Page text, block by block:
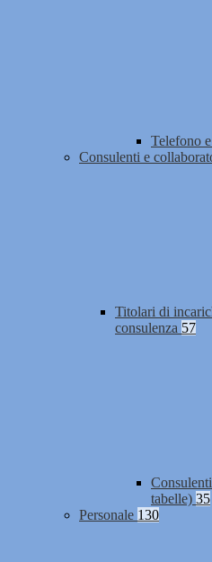
Telefono
Consulenti e
Titolari di
consulenza 57
tabelle) 35
Personale 130